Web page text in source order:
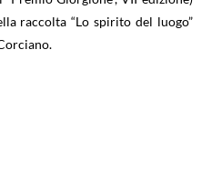
raccolta “Lo spirito del luogo”